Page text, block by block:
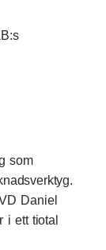
som
Daniel
i ett tiotal